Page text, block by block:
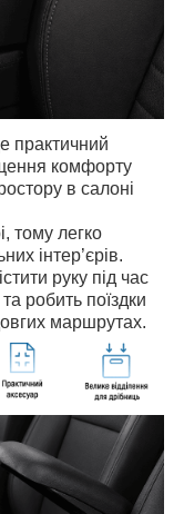
практичний
комфорту
в салоні
тому легко
інтер’єрів.
руку під час
робить поїздки
маршрутах.